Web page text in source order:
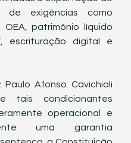
de exigências como
patrimônio líquido
escrituração digital e
Afonso Cavichioli
tais condicionantes
operacional e
uma garantia